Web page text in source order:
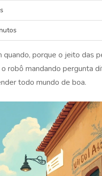
porque o jeito das
robô mandando pergunta
todo mundo de boa.